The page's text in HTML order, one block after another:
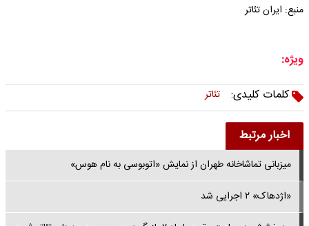
منبع: ایران تئاتر
ویژه:
کلمات کلیدی:
تئاتر
اخبار مرتبط
میزبانی تماشاخانه طهران از نمایش «اتوبوسی به نام هوس»
«اژدهاک» ۲ اجرایی شد